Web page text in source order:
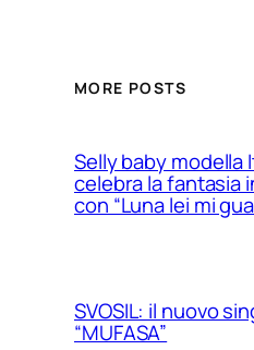
MORE POSTS
Selly baby modella
celebra la fantasia
con “Luna lei mi
SVOSIL: il nuovo
“MUFASA”